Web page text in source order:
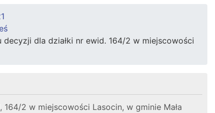
dla działki nr ewid. 164/2 w miejscowości
2 w miejscowości Lasocin, w gminie Mała